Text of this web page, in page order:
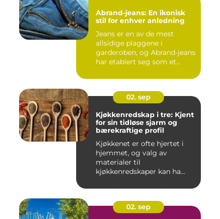
Abrand-jeans: En ikonisk
stil for enhver anledning
Jeans er en av de mest
allsidige plaggene i
garderoben, og Abrand-jeans
har etablert seg som et
02. sep
Kjøkkenredskap i tre: Kjent
for sin tidløse sjarm og
bærekraftige profil
Kjøkkenet er ofte hjertet i
hjemmet, og valg av
materialer til
kjøkkenredskaper kan ha...
02. sep